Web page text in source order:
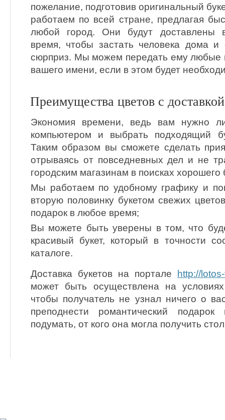
пожелание, подготовив оригинальный
работаем по всей стране, предлагая
любой город. Они будут доставлены
время, чтобы застать человека дома и
сюрприз. Мы можем передать ему любые
вашего имени, если в этом будет
Преимущества цветов с
Экономия времени, ведь вам нужно
компьютером и выбрать подходящий
Таким образом вы сможете сделать
отрываясь от повседневных дел и не
городским магазинам в поисках хорошего
Мы работаем по удобному графику и
вторую половинку букетом свежих
подарок в любое время;
Вы можете быть уверены в том, что
красивый букет, который в точности
каталоге.
Доставка букетов на портале http://
может быть осуществлена на
чтобы получатель не узнал ничего о
преподнести романтический
подумать, от кого она могла получить